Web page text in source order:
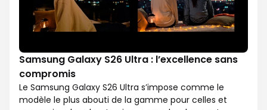
Samsung Galaxy S26 Ultra : l’excellence sans
compromis
Le Samsung Galaxy S26 Ultra s’impose comme le
modèle le plus abouti de la gamme pour celles et